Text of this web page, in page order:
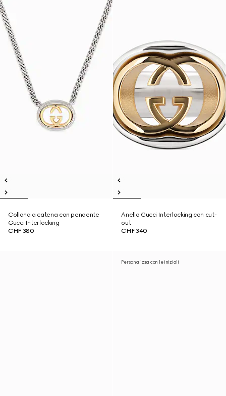
Collana a catena con pendente
Gucci Interlocking
CHF 380
Anello Gucci Interlocking con cut-
out
CHF 340
Personalizza con le iniziali